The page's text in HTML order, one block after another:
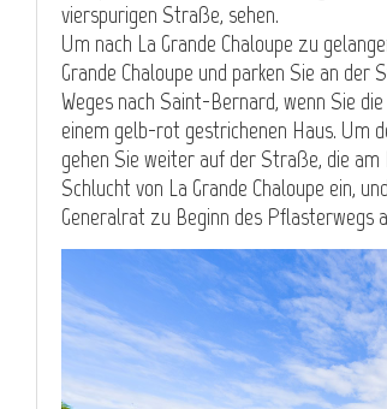
vierspurigen Straße, sehen.
Um nach La Grande Chaloupe zu
Grande Chaloupe und parken Sie an
Weges nach Saint-Bernard, wenn Sie
einem gelb-rot gestrichenen Haus. Um
gehen Sie weiter auf der Straße, die
Schlucht von La Grande Chaloupe ein,
Generalrat zu Beginn des Pflasterwegs